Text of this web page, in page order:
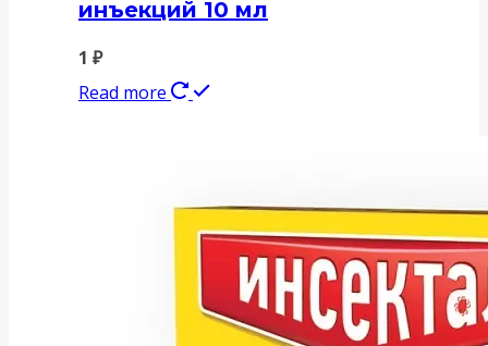
инъекций 10 мл
1 ₽
Read more